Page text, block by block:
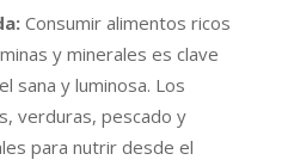
Consumir alimentos ricos
y minerales es clave
sana y luminosa. Los
verduras, pescado y
para nutrir desde el